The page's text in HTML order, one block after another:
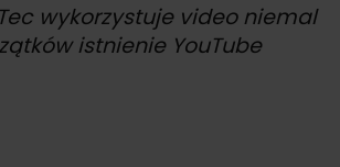
wykorzystuje video niemal
istnienie YouTube